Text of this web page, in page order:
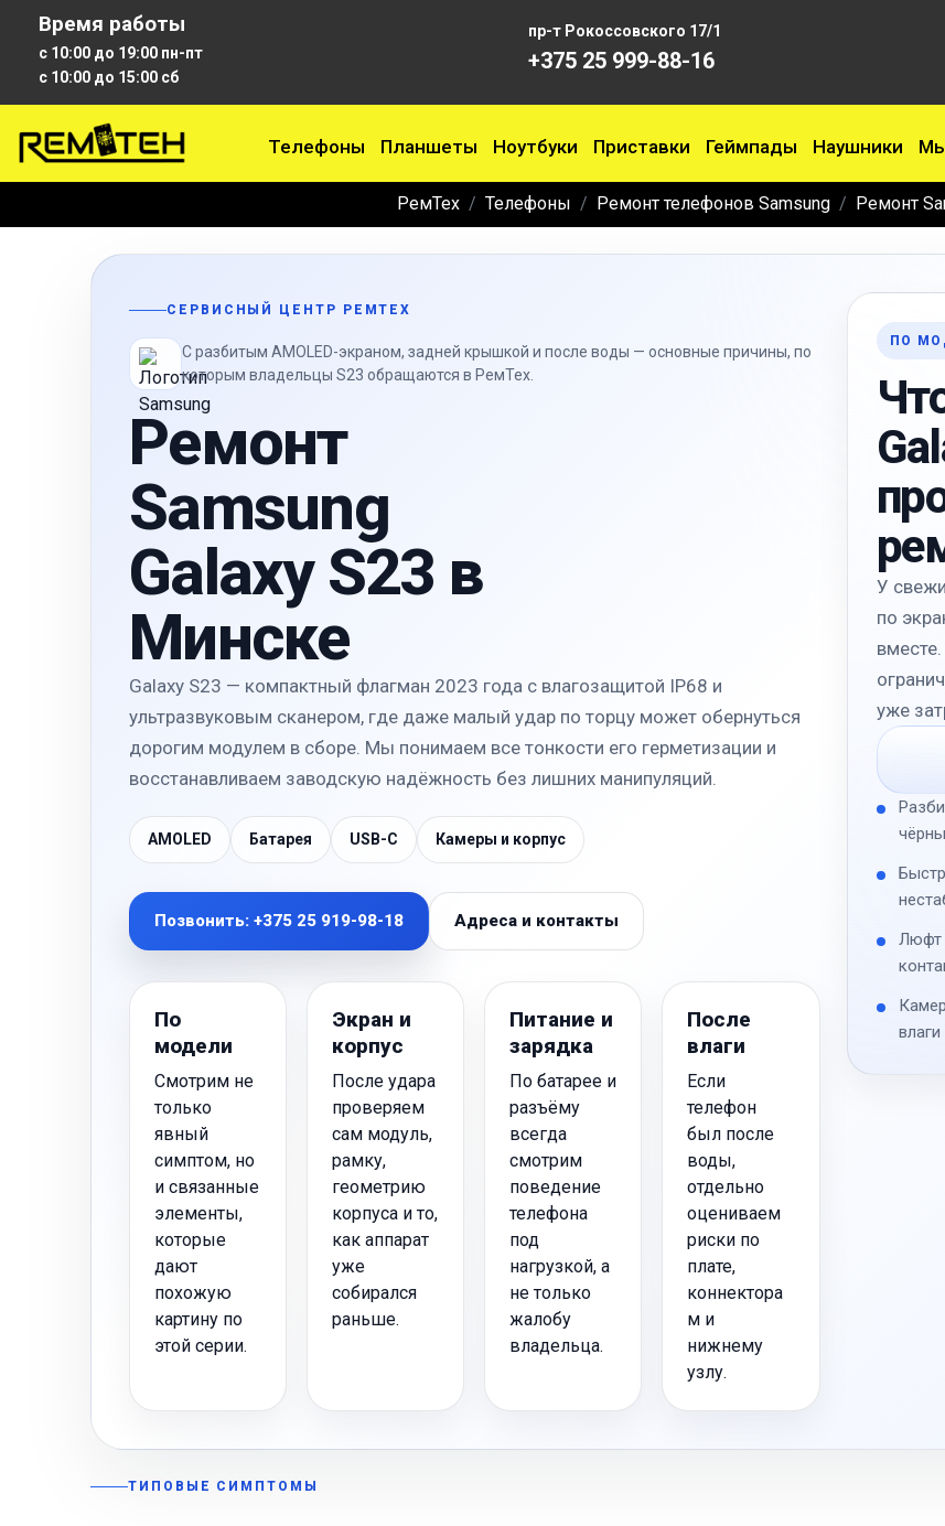
Время работы
с 10:00 до 19:00 пн-пт
с 10:00 до 15:00 сб
пр-т Рокоссовского 17/1
+375 25 999-88-16
Телефоны Планшеты Ноутбуки Приставки Геймпады Наушники
РемТех Телефоны Ремонт телефонов Samsung Ремонт
СЕРВИСНЫЙ ЦЕНТР РЕМТЕХ
С разбитым AMOLED-экраном, задней крышкой и после воды — основные причины, по
которым владельцы S23 обращаются в РемТех.
Ремонт
Samsung
Galaxy S23 в
Минске
Galaxy S23 — компактный флагман 2023 года с влагозащитой IP68 и
ультразвуковым сканером, где даже малый удар по торцу может обернуться
дорогим модулем в сборе. Мы понимаем все тонкости его герметизации и
восстанавливаем заводскую надёжность без лишних манипуляций.
AMOLED Батарея USB-C Камеры и корпус
Позвонить: +375 25 919-98-18 Адреса и контакты
По
модели
Смотрим не
только
явный
симптом, но
и связанные
элементы,
которые
дают
похожую
картину по
этой серии.
Экран и
корпус
После удара
проверяем
сам модуль,
рамку,
геометрию
корпуса и то,
как аппарат
уже
собирался
раньше.
Питание и
зарядка
По батарее и
разъёму
всегда
смотрим
поведение
телефона
под
нагрузкой, а
не только
жалобу
владельца.
После
влаги
Если
телефон
был после
воды,
отдельно
оцениваем
риски по
плате,
коннектора
м и
нижнему
узлу.
ПО
У
по
уже
Люфт
ТИПОВЫЕ СИМПТОМЫ